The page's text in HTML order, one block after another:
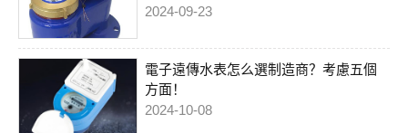
2024-09-23
電子遠傳水表怎么選制造商？考慮五個
方面！
2024-10-08